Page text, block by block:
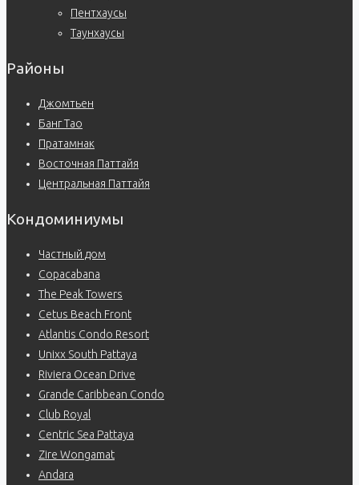
Пентхаусы
Таунхаусы
Районы
Джомтьен
Банг Тао
Пратамнак
Восточная Паттайя
Центральная Паттайя
Кондоминиумы
Частный дом
Copacabana
The Peak Towers
Cetus Beach Front
Atlantis Condo Resort
Unixx South Pattaya
Riviera Ocean Drive
Grande Caribbean Condo
Club Royal
Centric Sea Pattaya
Zire Wongamat
Andara